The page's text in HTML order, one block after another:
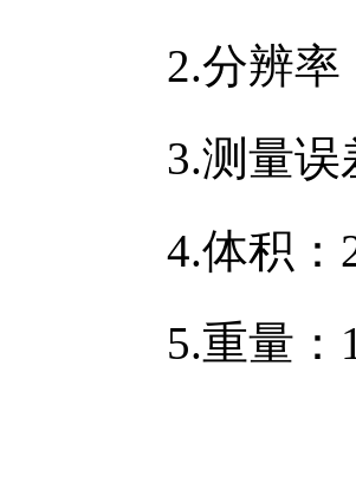
2.分辨率
3.测量误
4.体积：
5.重量：